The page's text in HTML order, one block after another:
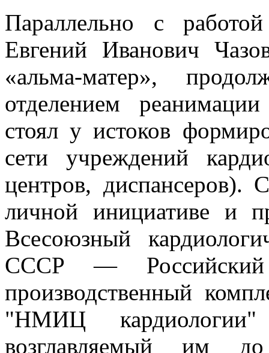
Параллельно с
Евгений Иванович
«альма-матер»,
отделением
стоял у истоков
сети учреждений
центров, диспансеров).
личной инициативе и
Всесоюзный
СССР — Российский
производственный
"НМИЦ
возглавляемый им